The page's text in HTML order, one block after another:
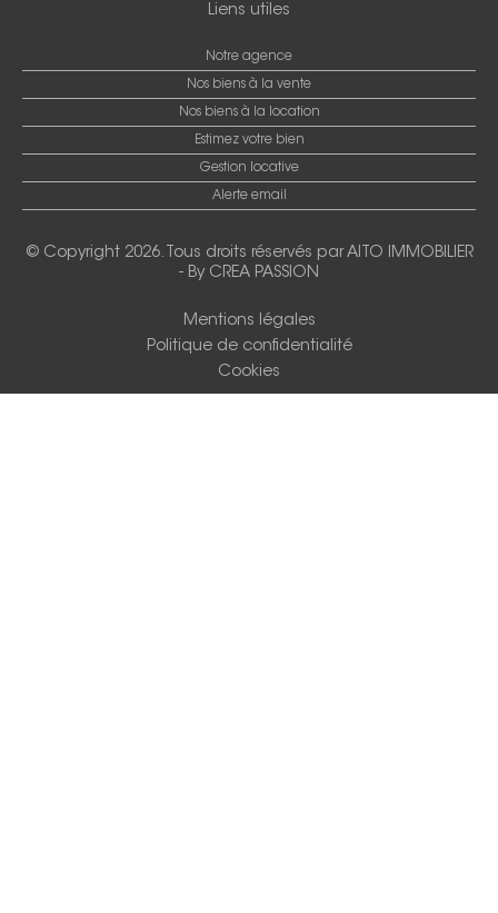
Liens utiles
Notre agence
Nos biens à la vente
Nos biens à la location
Estimez votre bien
Gestion locative
Alerte email
© Copyright 2026. Tous droits réservés parAITO IMMOBILIER
- By CREA PASSION
Mentions légales
Politique de confidentialité
Cookies